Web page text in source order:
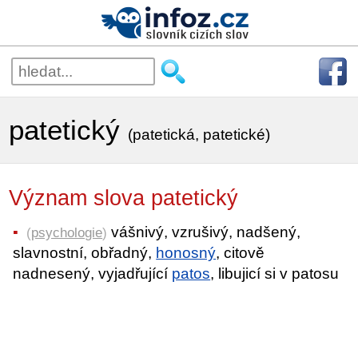
patetický (patetická, patetické)
Význam slova patetický
(psychologie) vášnivý, vzrušivý, nadšený,
slavnostní, obřadný, honosný, citově
nadnesený, vyjadřující patos, libujicí si v patosu